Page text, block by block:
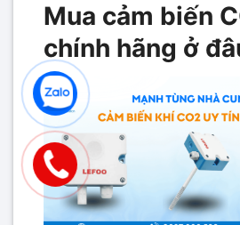
Mua cảm biến
chính hãng ở